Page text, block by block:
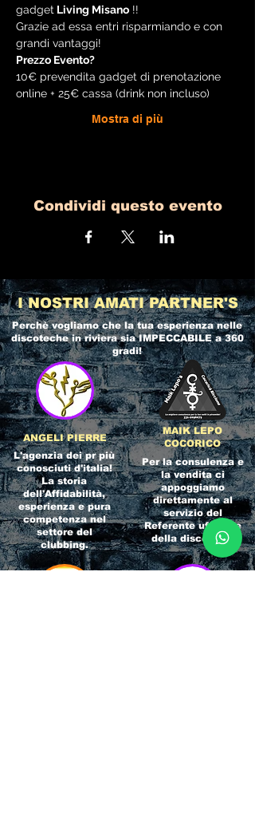
gadget Living Misano !!
Grazie ad essa entri risparmiando e con
grandi vantaggi!
Prezzo Evento?
10€ prevendita gadget di prenotazione
online + 25€ cassa (drink non incluso)
Mostra di più
Condividi questo evento
I NOSTRI AMATI PARTNER'S
Perchè vogliamo che la tua esperienza nelle
discoteche in rivierasia IMPECCABILE a 360
gradi!
ANGELI PIERRE
L'agenzia dei pr più
conosciuti d'italia!
La storia
dell'Affidabilità,
esperienza e pura
competenza nel
settore del
clubbing.
MAIK LEPO
COCORICO
Per la consulenza e
la vendita ci
appoggiamo
direttamente al
servizio del
Referente ufficiale
della discoteca!